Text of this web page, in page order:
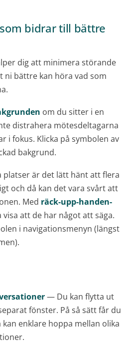
bidrar till bättre
dig att minimera störande
ni bättre kan höra vad som
om du sitter i en
distrahera mötesdeltagarna
i fokus. Klicka på symbolen av
bakgrund.
platser är det lätt hänt att flera
och då kan det vara svårt att
Med räck-upp-handen-
visa att de har något att säga.
i navigationsmenyn (längst
— Du kan flytta ut
fönster. På så sätt får du
enklare hoppa mellan olika